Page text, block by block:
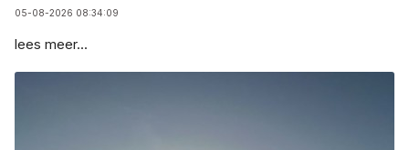
05-08-2026 08:34:09
lees meer...